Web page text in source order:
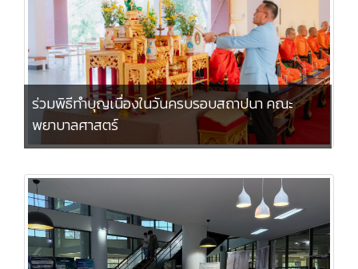
ร่วมพิธีทำบุญเนื่องในวันครบรอบสถาปนา คณะ
พยาบาลศาสตร์